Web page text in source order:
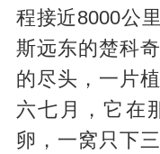
程接近8000公
斯远东的楚科
的尽头，一片
六七月，它在
卵，一窝只下